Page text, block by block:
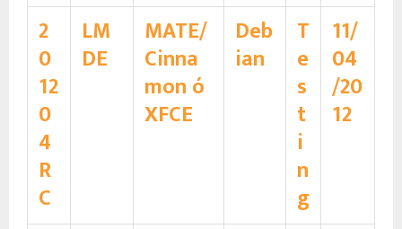
2
0
12
0
4
R
C
LM
DE
MATE/
Cinna
mon ó
XFCE
Deb
ian
T
e
s
t
i
n
g
11/
04
/20
12